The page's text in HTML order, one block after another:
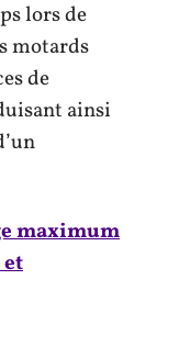
lors de
motards
de
ainsi
maximum